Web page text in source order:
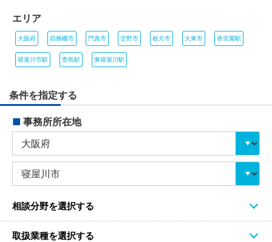
エリア
大阪府 四條畷市 門真市 交野市 枚方市 大東市 香里園駅
寝屋川市駅 萱島駅 東寝屋川駅
条件を指定する
■ 事務所所在地
相談分野を選択する
取扱業種を選択する